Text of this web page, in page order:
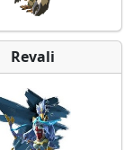
Revali